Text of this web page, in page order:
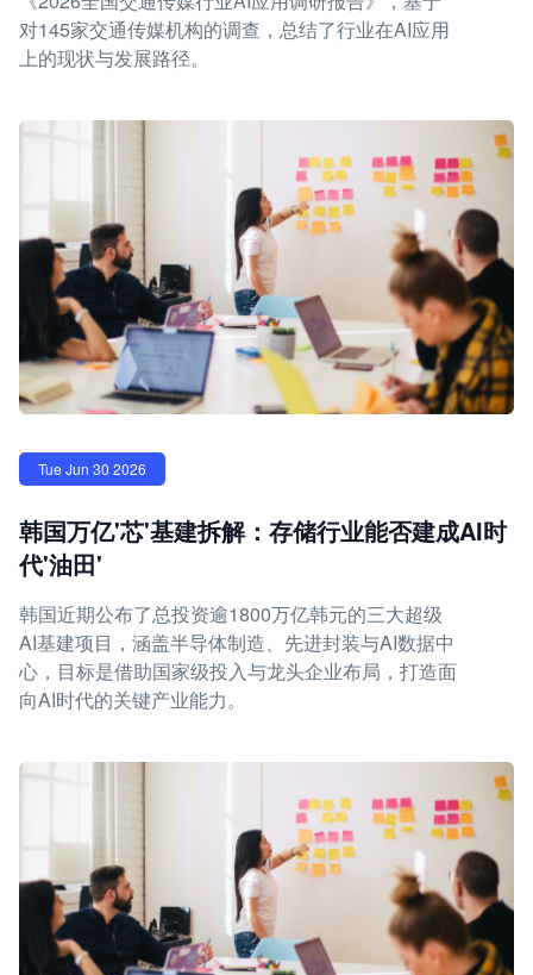
对145家交通传媒机构的调查，总结了行业在AI应用
上的现状与发展路径。
Tue Jun 30 2026
韩国万亿'芯'基建拆解：存储行业能否建成AI时
代'油田'
韩国近期公布了总投资逾1800万亿韩元的三大超级
AI基建项目，涵盖半导体制造、先进封装与AI数据中
心，目标是借助国家级投入与龙头企业布局，打造面
向AI时代的关键产业能力。